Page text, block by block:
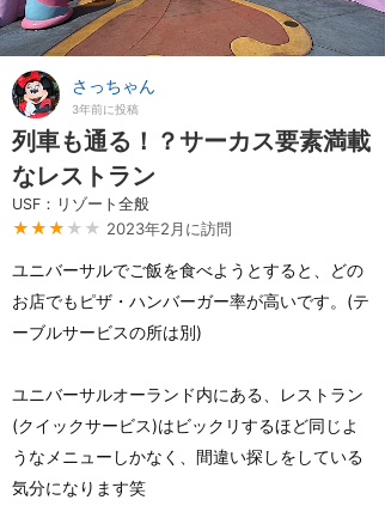
さっちゃん
3年前に投稿
列車も通る！？サーカス要素満載
なレストラン
USF：リゾート全般
★★★ ★★ 2023年2月に訪問
ユニバーサルでご飯を食べようとすると、どの
お店でもピザ・ハンバーガー率が高いです。(テ
ーブルサービスの所は別)
ユニバーサルオーランド内にある、レストラン
(クイックサービス)はビックリするほど同じよ
うなメニューしかなく、間違い探しをしている
気分になります笑